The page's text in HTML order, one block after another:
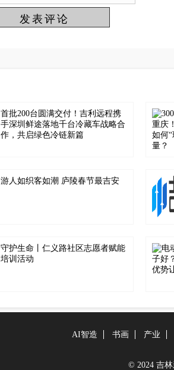
首批200台圆满交付！吉利远程携
手深圳鲜途落地千台冷藏车战略合
作，共启绿色冷链新篇
游人如织客如潮 庐陵春节最吉安
守护生命丨仁义路社区志愿者赋能
培训活动
AI智造 书画 产业
© 2024 吉林